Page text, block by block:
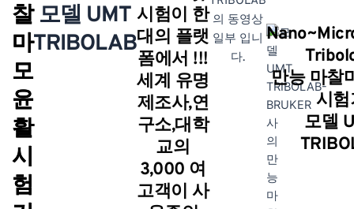
찰
마
모
윤
활
시
험
모델 UMT
TRIBOLAB
시험이 한
대의 플랫
폼에서 !!!
세계 유명
제조사,연
구소,대학
교의
3,000 여
고객이 사
의 동영상
일부 입니
다.
만능 마찰
시험
모델